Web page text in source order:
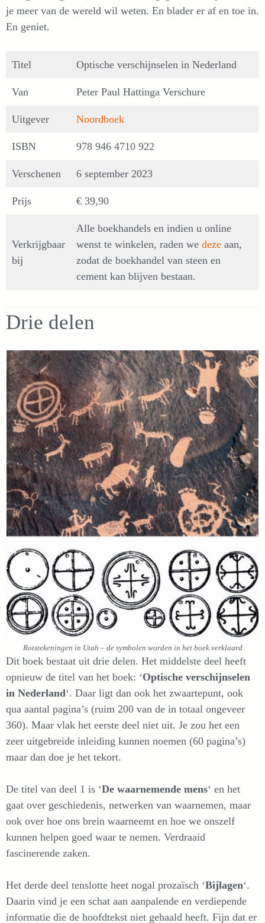
je meer van de wereld wil weten. En blader er af en toe in.
En geniet.
Titel Optische verschijnselen in Nederland
Van Peter Paul Hattinga Verschure
Uitgever Noordboek
ISBN 978 946 4710 922
Verschenen 6 september 2023
Prijs € 39,90
Verkrijgbaar
bij
Alle boekhandels en indien u online
wenst te winkelen, raden we deze aan,
zodat de boekhandel van steen en
cement kan blijven bestaan.
Drie delen
Rotstekeningen in Utah – de symbolen worden in het boek verklaard
Dit boek bestaat uit drie delen. Het middelste deel heeft
opnieuw de titel van het boek: ‘Optische verschijnselen
in Nederland‘. Daar ligt dan ook het zwaartepunt, ook
qua aantal pagina’s (ruim 200 van de in totaal ongeveer
360). Maar vlak het eerste deel niet uit. Je zou het een
zeer uitgebreide inleiding kunnen noemen (60 pagina’s)
maar dan doe je het tekort.
De titel van deel 1 is ‘De waarnemende mens‘ en het
gaat over geschiedenis, netwerken van waarnemen, maar
ook over hoe ons brein waarneemt en hoe we onszelf
kunnen helpen goed waar te nemen. Verdraaid
fascinerende zaken.
Het derde deel tenslotte heet nogal prozaïsch ‘Bijlagen‘.
Daarin vind je een schat aan aanpalende en verdiepende
informatie die de hoofdtekst niet gehaald heeft. Fijn dat er